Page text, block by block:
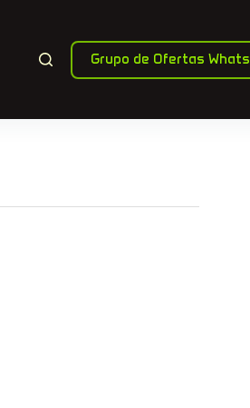
Grupo de Ofertas Whats